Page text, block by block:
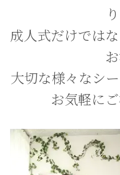
成人式だけでは
大切な様々なシ
お気軽に